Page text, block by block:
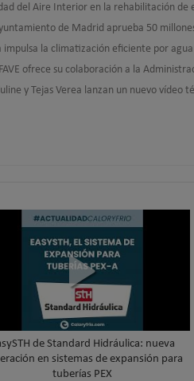
del Aire Interior en la rehabilitación de
de Madrid aprueba 50
impulsa la climatización eficiente por agua
ofrece su colaboración a la
y Tejas Verea lanzan un nuevo vídeo
de Standard Hidráulica: nueva
en sistemas de expansión para
tuberías PEX